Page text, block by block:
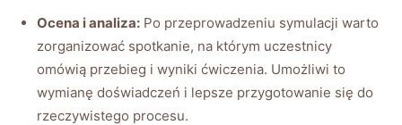
Ocena i analiza: Po przeprowadzeniu symulacji warto
zorganizować spotkanie, na którym uczestnicy
omówią przebieg i wyniki ćwiczenia. Umożliwi to
wymianę doświadczeń i lepsze przygotowanie się do
rzeczywistego procesu.